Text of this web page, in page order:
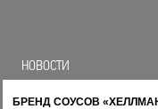
НОВОСТИ
БРЕНД СОУСОВ